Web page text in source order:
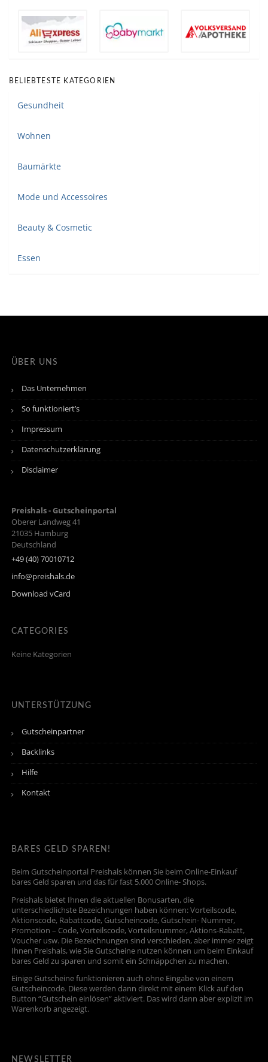
BELIEBTESTE KATEGORIEN
Gesundheit
Wohnen
Baumärkte
Mode und Accessoires
Beauty & Cosmetic
Essen
ÜBER UNS
Das Unternehmen
So funktioniert’s
Impressum
Datenschutzerklärung
Disclaimer
Preishals - Gutscheinportal
Oberer Landweg 41
21035 Hamburg
Deutschland
+49 (40) 70010712
info@preishals.de
Download vCard
CATEGORIES
Keine Kategorien
UNTERSTÜTZUNG
Gutscheinpartner
Backlinks
Hilfe
Kontakt
BARES GELD SPAREN!
Beim Gutscheinportal Preishals können Sie beim Online-Einkauf
bares Geld sparen und das für fast 5.000 Online- Shops.
Preishals bietet Ihnen die aktuellen Bonusarten, die
unterschiedlichste Bezeichnungen haben können: Vorteilscode,
Aktionscode, Rabattcode, Gutscheincode, Gutschein- Nummer,
Promotion – Code, Vorteilscode, Vorteilsnummer, Aktions-Rabatt,
Voucher usw. Die Bezeichnungen sind verschieden, aber immer zeigt
Ihnen Preishals, wie Sie Gutscheine nutzen können um beim Einkauf
bares Geld zu sparen und somit ein Schnäppchen zu machen.
Einige Gutscheine funktionieren auch ohne Eingabe von einem
Gutscheincode. Diese werden dann direkt mit einem Klick auf den
Button “Gutschein einlösen” aktiviert. Das wird dann aber explizit im
Warenkorb angezeigt.
NEWSLETTER